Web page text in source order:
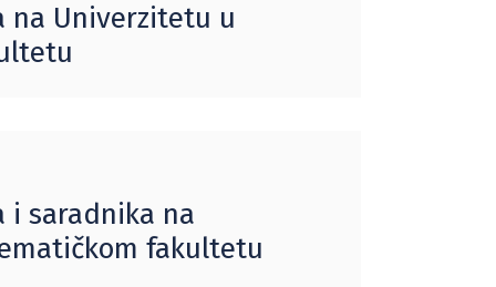
na Univerzitetu u
i saradnika na
fakultetu